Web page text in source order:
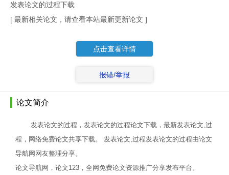
发表论文的过程下载
[ 最新相关论文，请查看本站最新更新论文 ]
点击查看详情
报错/举报
论文简介
发表论文的过程，发表论文的过程论文下载，最新发表论文,过
程，网络免费论文共享下载。 发表论文,过程发表论文的过程由论文
导航网网友整理分享。
论文导航网，论文123，全网免费论文资源推广分享发布平台。